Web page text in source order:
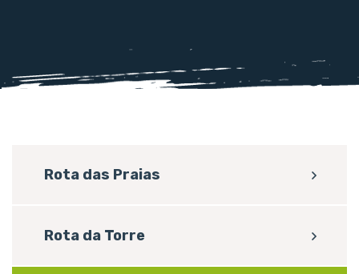
Rota das Praias
Rota da Torre